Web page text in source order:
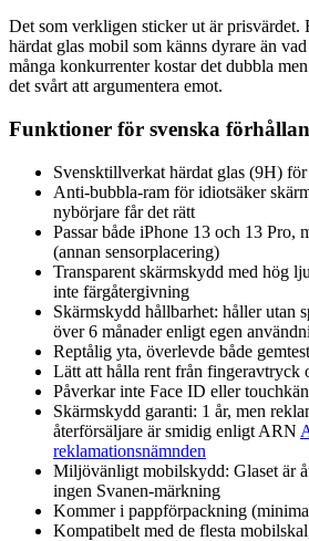
Det som verkligen sticker ut är prisvärdet.
härdat glas mobil som känns dyrare än
många konkurrenter kostar det dubbla
det svårt att argumentera emot.
Funktioner för svenska
Svensktillverkat härdat glas (9H)
Anti-bubbla-ram för idiot­säker
nybörjare får det rätt
Passar både iPhone 13 och 13 Pro,
(annan sensorplacering)
Transparent skärmskydd med hög
inte färgåtergivning
Skärmskydd hållbarhet: håller utan
över 6 månader enligt egen
Reptålig yta, överlevde både
Lätt att hålla rent från fingeravtryck
Påverkar inte Face ID eller
Skärmskydd garanti: 1 år, men
återförsäljare är smidig enligt ARN
reklamationsnämnden
Miljövänligt mobilskydd: Glaset är
ingen Svanen-märkning
Kommer i pappförpackning
Kompatibelt med de flesta